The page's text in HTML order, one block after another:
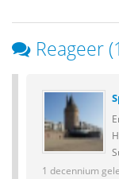
Reageer
1 decennium